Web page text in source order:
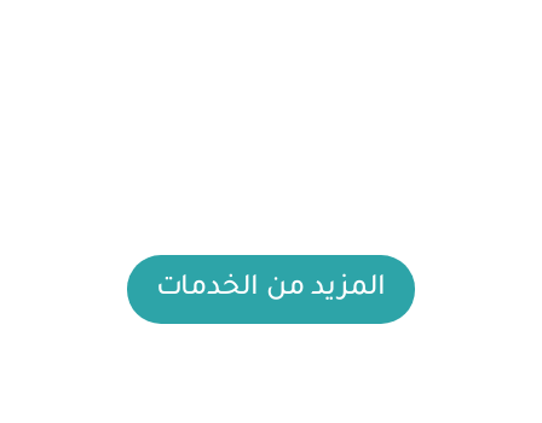
المزيد من الخدمات